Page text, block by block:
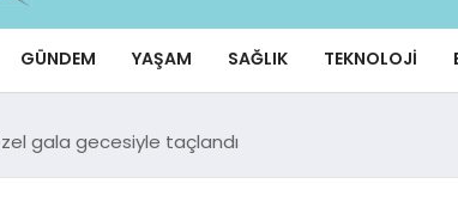
GÜNDEM YAŞAM SAĞLIK TEKNOLOJI
gala gecesiyle taçlandı